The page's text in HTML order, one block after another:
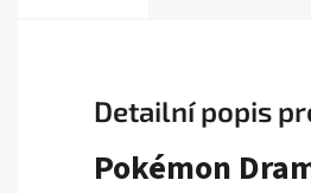
Detailní popis
Pokémon